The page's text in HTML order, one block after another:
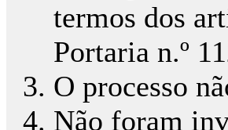
termos dos
Portaria n.º
O processo
Não foram